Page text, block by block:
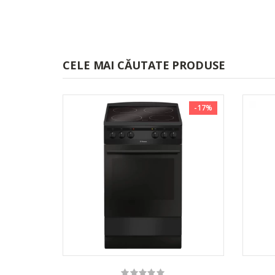
CELE MAI CĂUTATE PRODUSE
-17%